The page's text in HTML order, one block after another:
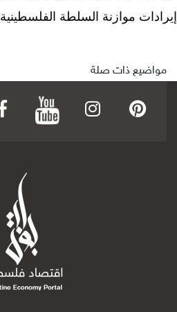
إيرادات موازنة السلطة الفلسطينية مشيرة إلى ان
مواضيع ذات صلة